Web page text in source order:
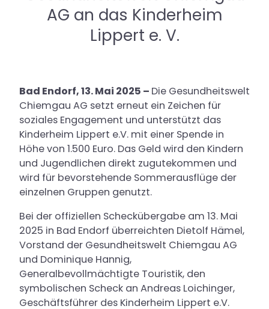
Kontakt & Anfahrt
AG an das Kinderheim
Lippert e. V.
Bad Endorf, 13. Mai 2025 – Die Gesundheitswelt
Chiemgau AG setzt erneut ein Zeichen für
soziales Engagement und unterstützt das
Kinderheim Lippert e.V. mit einer Spende in
Höhe von 1.500 Euro. Das Geld wird den Kindern
und Jugendlichen direkt zugutekommen und
wird für bevorstehende Sommerausflüge der
einzelnen Gruppen genutzt.
Bei der offiziellen Scheckübergabe am 13. Mai
2025 in Bad Endorf überreichten Dietolf Hämel,
Vorstand der Gesundheitswelt Chiemgau AG
und Dominique Hannig,
Generalbevollmächtigte Touristik, den
symbolischen Scheck an Andreas Loichinger,
Geschäftsführer des Kinderheim Lippert e.V.